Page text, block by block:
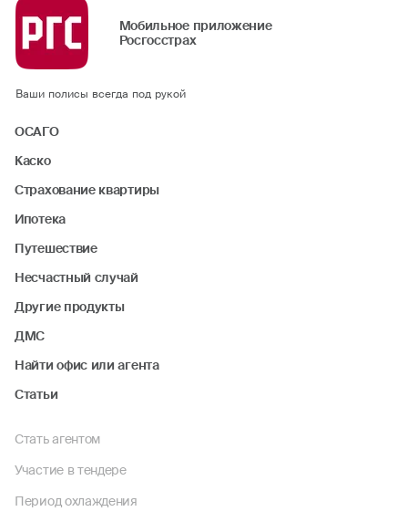
Мобильное приложение
Росгосстрах
Ваши полисы всегда под рукой
ОСАГО
Каско
Страхование квартиры
Ипотека
Путешествие
Несчастный случай
Другие продукты
ДМС
Найти офис или агента
Статьи
Стать агентом
Участие в тендере
Период охлаждения